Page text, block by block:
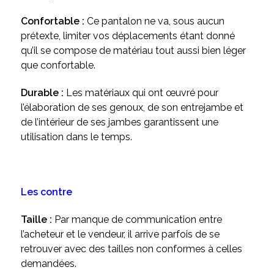
Confortable : Ce pantalon ne va, sous aucun
prétexte, limiter vos déplacements étant donné
qu’il se compose de matériau tout aussi bien léger
que confortable.
Durable : Les matériaux qui ont œuvré pour
l’élaboration de ses genoux, de son entrejambe et
de l’intérieur de ses jambes garantissent une
utilisation dans le temps.
Les contre
Taille : Par manque de communication entre
l’acheteur et le vendeur, il arrive parfois de se
retrouver avec des tailles non conformes à celles
demandées.